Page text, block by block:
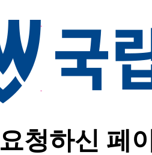
요청하신 페